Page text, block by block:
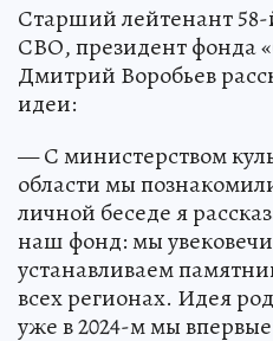
Старший лейтенант
СВО, президент фонда
Дмитрий Воробьев
идеи:
— С министерством
области мы
личной беседе я
наш фонд: мы
устанавливаем
всех регионах. Идея
уже в 2024-м мы